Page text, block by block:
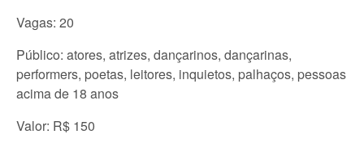
Vagas: 20
Público: atores, atrizes, dançarinos, dançarinas,
performers, poetas, leitores, inquietos, palhaços, pessoas
acima de 18 anos
Valor: R$ 150